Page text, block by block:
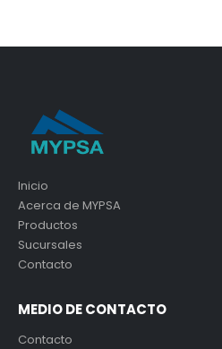
Inicio
Acerca de MYPSA
Productos
Sucursales
Contacto
MEDIO DE CONTACTO
Contacto